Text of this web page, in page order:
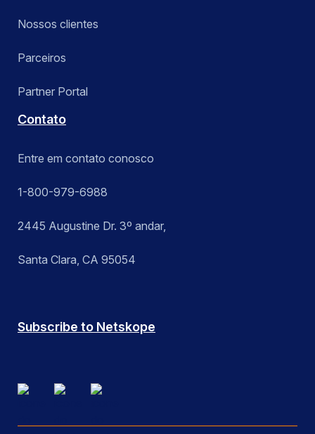
Nossos clientes
Parceiros
Partner Portal
Contato
Entre em contato conosco
1-800-979-6988
2445 Augustine Dr. 3º andar,
Santa Clara, CA 95054
Subscribe to Netskope